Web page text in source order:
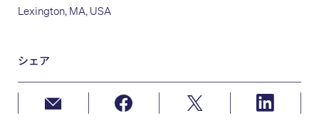
Lexington, MA, USA
シェア